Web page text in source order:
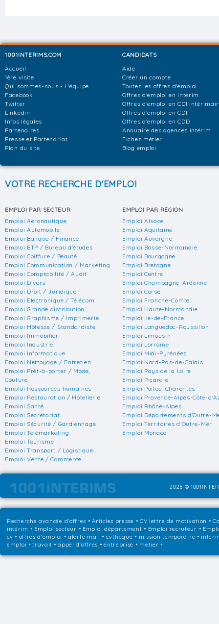
1001INTERIMS.COM
Accueil
1ère visite
Qui sommes-nous - L'équipe
Facebook
Twitter
Linkedin
Infos légales
Partenaires
Presse et Partenariat
Plan du site
CANDIDATS
Aide
Créer un compte
Toutes les offres d'emploi
Offres d'emploi en intérim
Offres d'emploi en CDI
Offres d'emploi en CDI
Offres d'emploi en CDD
Annuaire des agences intérim
Fiches métier
Blog emploi
VOTRE RECHERCHE D'EMPLOI
EMPLOI PAR SECTEUR
Emploi Aéronautique
Emploi Automobile
Emploi Banque / Finance
Emploi BTP / Bureau d'études
Emploi Coiffure / Beauté
Emploi Communication / Marketing
Emploi Comptabilité / Audit
Emploi Divers
Emploi Droit / Juridique
Emploi Electronique / Télécom
Emploi Grande distribution
Emploi Graphisme / Imprimerie
Emploi Hôtesse / Standardiste
Emploi Immobilier
Emploi Industrie
Emploi Informatique
Emploi Nettoyage / Entretien
Emploi Prêt-à-porter / Mode,
Couture
Emploi Ressources humaines
Emploi Restauration / Hôtellerie
Emploi Santé
Emploi Secrétariat
Emploi Sécurité / Gardiennage
Emploi Télémarketing
Emploi Tourisme
Emploi Transport / Logistique
Emploi Vente / Commerce
EMPLOI PAR RÉGION
Emploi Alsace
Emploi Aquitaine
Emploi Auvergne
Emploi Basse-Normandie
Emploi Bourgogne
Emploi Bretagne
Emploi Centre
Emploi Champagne-Ardenne
Emploi Corse
Emploi Franche-Comté
Emploi Haute-Normandie
Emploi Ile-de-France
Emploi Languedoc-Roussillon
Emploi Limousin
Emploi Lorraine
Emploi Midi-Pyrénées
Emploi Nord-Pas-de-Calais
Emploi Pays de la Loire
Emploi Picardie
Emploi Poitou-Charentes
Emploi Provence-Alpes-Côte-
Emploi Rhône-Alpes
Emploi Départements d'Outre-
Emploi Territoires d'Outre-Mer
Emploi Monaco
2026 ©
Recherche avancée d'offres •Articles presse • CV lettre de motivation •
intérim • Emploi secteur • Emploi département • Emploi recruteur •
cv • offres d'emploi • alerte mail • cvtheque • mission temporaire •
emploi • travail • appel d'offres • entreprise • metier •